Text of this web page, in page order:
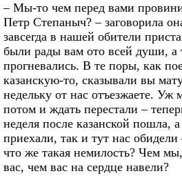
– Мы-то чем перед вами
Петр Степаныч? – заговорила
завсегда в нашей обители
были рады вам ото всей души, а
прогневались. В те поры, как
казанскую-то, сказывали вы
недельку от нас отъезжаете.
потом и ждать перестали –
неделя после казанской пошла,
приехали, так и тут нас
что же такая немилость? Чем
вас, чем вас на сердце навели?